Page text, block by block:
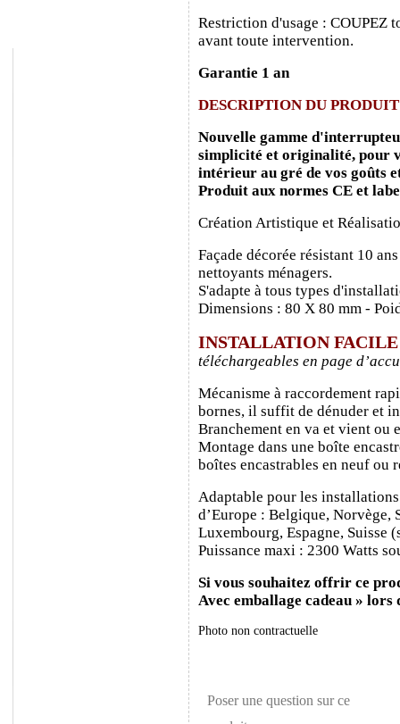
Restriction d'usage : COUPEZ
avant toute intervention.
Garantie 1 an
DESCRIPTION DU PRODUIT
Nouvelle gamme
simplicité et originalité, pour
intérieur au gré de vos goûts
Produit aux normes CE et
Création Artistique et
Façade décorée résistant 10
nettoyants ménagers.
S'adapte à tous types
Dimensions : 80 X 80 mm -
INSTALLATION
téléchargeables en page
Mécanisme à raccordement
bornes, il suffit de dénuder et
Branchement en va et vient ou
Montage dans une boîte
boîtes encastrables en neuf ou
Adaptable pour les
d’Europe : Belgique, Norvège,
Luxembourg, Espagne, Suisse
Puissance maxi : 2300 Watts
Si vous souhaitez offrir ce
Avec emballage cadeau » lors
Photo non contractuelle
Poser une question sur ce